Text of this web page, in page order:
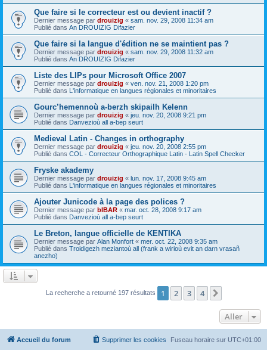
Que faire si le correcteur est ou devient inactif ?
Dernier message par drouizig « sam. nov. 29, 2008 11:34 am
Publié dans An DROUIZIG Difazier
Que faire si la langue d'édition ne se maintient pas ?
Dernier message par drouizig « sam. nov. 29, 2008 11:32 am
Publié dans An DROUIZIG Difazier
Liste des LIPs pour Microsoft Office 2007
Dernier message par drouizig « ven. nov. 21, 2008 1:20 pm
Publié dans L'informatique en langues régionales et minoritaires
Gourc’hemennoù a-berzh skipailh Kelenn
Dernier message par drouizig « jeu. nov. 20, 2008 9:21 pm
Publié dans Danvezioù all a-bep seurt
Medieval Latin - Changes in orthography
Dernier message par drouizig « jeu. nov. 20, 2008 2:55 pm
Publié dans COL - Correcteur Orthographique Latin - Latin Spell Checker
Fryske akademy
Dernier message par drouizig « lun. nov. 17, 2008 9:45 am
Publié dans L'informatique en langues régionales et minoritaires
Ajouter Junicode à la page des polices ?
Dernier message par bIBAR « mar. oct. 28, 2008 9:17 am
Publié dans Danvezioù all a-bep seurt
Le Breton, langue officielle de KENTIKA
Dernier message par Alan Monfort « mer. oct. 22, 2008 9:35 am
Publié dans Troidigezh meziantoù all (frank a wirioù evit an darn vrasañ
anezho)
La recherche a retourné 197 résultats 1 2 3 4
Aller
Accueil du forum Fuseau horaire sur UTC+01:00
Supprimer les cookies